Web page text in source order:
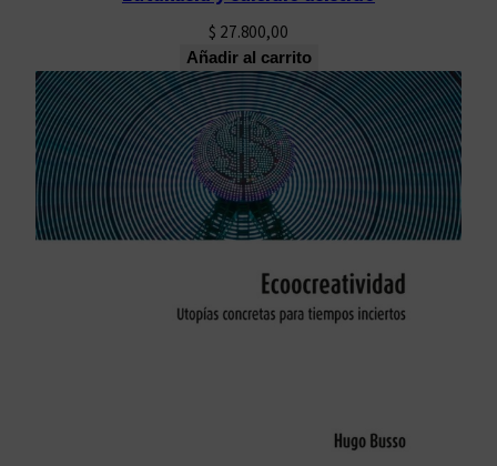
$ 27.800,00
Añadir al carrito